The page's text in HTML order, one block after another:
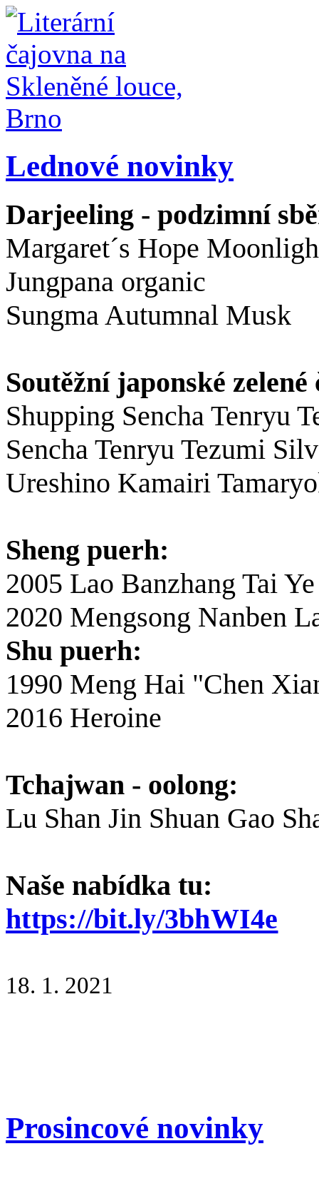
Lednové novinky
Darjeeling - podzimní
Margaret´s Hope
Jungpana organic
Sungma Autumnal Musk
Soutěžní japonské zelené
Shupping Sencha Tenryu
Sencha Tenryu Tezumi
Ureshino Kamairi
Sheng puerh:
2005 Lao Banzhang Tai
2020 Mengsong Nanben
Shu puerh:
1990 Meng Hai "Chen
2016 Heroine
Tchajwan - oolong:
Lu Shan Jin Shuan Gao
Naše nabídka tu:
https://bit.ly/3bhWI4e
18. 1. 2021
Prosincové novinky